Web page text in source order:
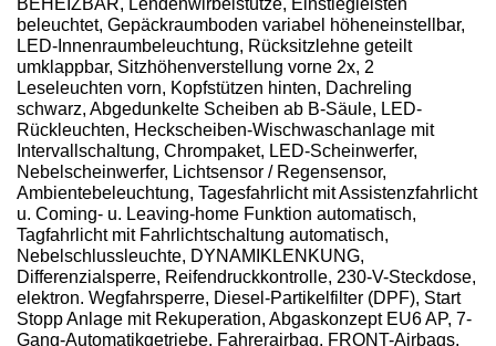
beleuchtet, Gepäckraumboden variabel höheneinstellbar,
LED-Innenraumbeleuchtung, Rücksitzlehne geteilt
umklappbar, Sitzhöhenverstellung vorne 2x, 2
Leseleuchten vorn, Kopfstützen hinten, Dachreling
schwarz, Abgedunkelte Scheiben ab B-Säule, LED-
Rückleuchten, Heckscheiben-Wischwaschanlage mit
Intervallschaltung, Chrompaket, LED-Scheinwerfer,
Nebelscheinwerfer, Lichtsensor / Regensensor,
Ambientebeleuchtung, Tagesfahrlicht mit Assistenzfahrlicht
u. Coming- u. Leaving-home Funktion automatisch,
Tagfahrlicht mit Fahrlichtschaltung automatisch,
Nebelschlussleuchte, DYNAMIKLENKUNG,
Differenzialsperre, Reifendruckkontrolle, 230-V-Steckdose,
elektron. Wegfahrsperre, Diesel-Partikelfilter (DPF), Start
Stopp Anlage mit Rekuperation, Abgaskonzept EU6 AP, 7-
Gang-Automatikgetriebe, Fahrerairbag, FRONT-Airbags,